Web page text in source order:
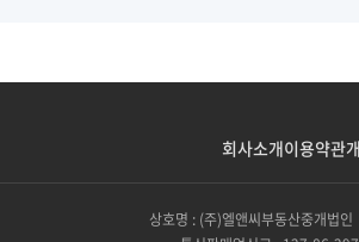
회사소개이용약관
상호명 : (주)엘앤씨부동산중개법인